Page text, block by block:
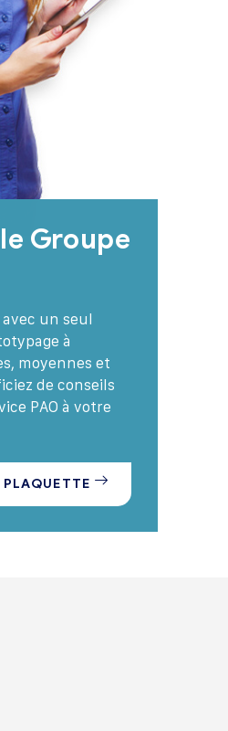
Groupe
un seul
à
moyennes et
de conseils
PAO à votre
PLAQUETTE